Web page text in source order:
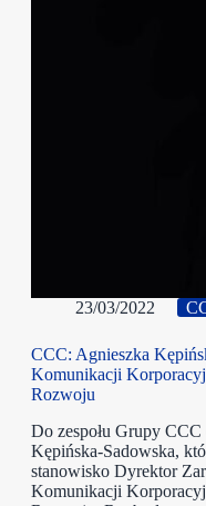
23/03/2022
CCC: Agnieszka
Komunikacji
Rozwoju
Do zespołu Grupy CCC
Kępińska-Sadowska,
stanowisko Dyrektor
Komunikacji